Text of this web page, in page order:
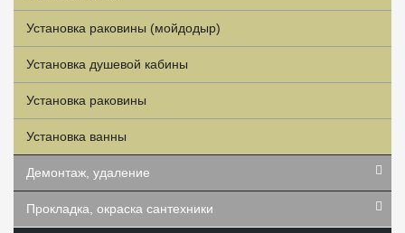
Установка раковины (мойдодыр)
Установка душевой кабины
Установка раковины
Установка ванны
Демонтаж, удаление
Прокладка, окраска сантехники